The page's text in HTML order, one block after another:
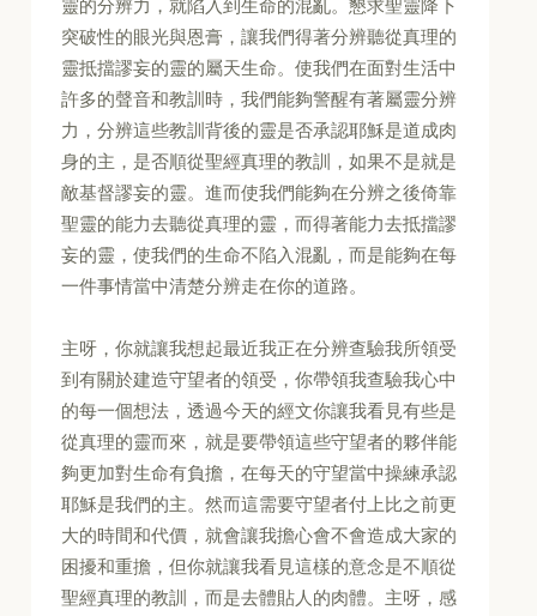
靈的分辨力，就陷入到生命的混亂。懇求聖靈降下
突破性的眼光與恩膏，讓我們得著分辨聽從真理的
靈抵擋謬妄的靈的屬天生命。使我們在面對生活中
許多的聲音和教訓時，我們能夠警醒有著屬靈分辨
力，分辨這些教訓背後的靈是否承認耶穌是道成肉
身的主，是否順從聖經真理的教訓，如果不是就是
敵基督謬妄的靈。進而使我們能夠在分辨之後倚靠
聖靈的能力去聽從真理的靈，而得著能力去抵擋謬
妄的靈，使我們的生命不陷入混亂，而是能夠在每
一件事情當中清楚分辨走在你的道路。
主呀，你就讓我想起最近我正在分辨查驗我所領受
到有關於建造守望者的領受，你帶領我查驗我心中
的每一個想法，透過今天的經文你讓我看見有些是
從真理的靈而來，就是要帶領這些守望者的夥伴能
夠更加對生命有負擔，在每天的守望當中操練承認
耶穌是我們的主。然而這需要守望者付上比之前更
大的時間和代價，就會讓我擔心會不會造成大家的
困擾和重擔，但你就讓我看見這樣的意念是不順從
聖經真理的教訓，而是去體貼人的肉體。主呀，感